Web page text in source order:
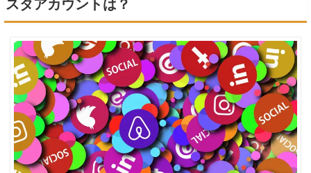
スタアカウントは？